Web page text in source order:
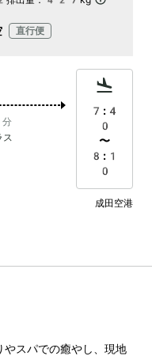
直行便
ス
7:4
0
〜
8:1
0
成田空港
スパでの癒やし、現地